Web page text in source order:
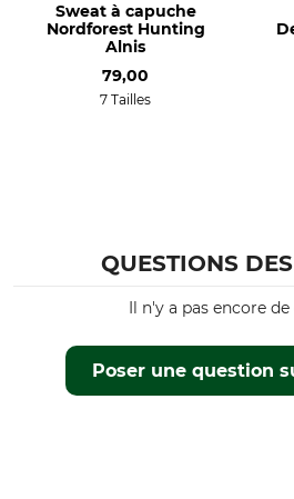
Pour
Hommes
olive
Sweat à capuche
Nordforest Hunting
Alnis
79,00
7 Tailles
QUESTIONS
Poser une question
Il n'y a pas encore